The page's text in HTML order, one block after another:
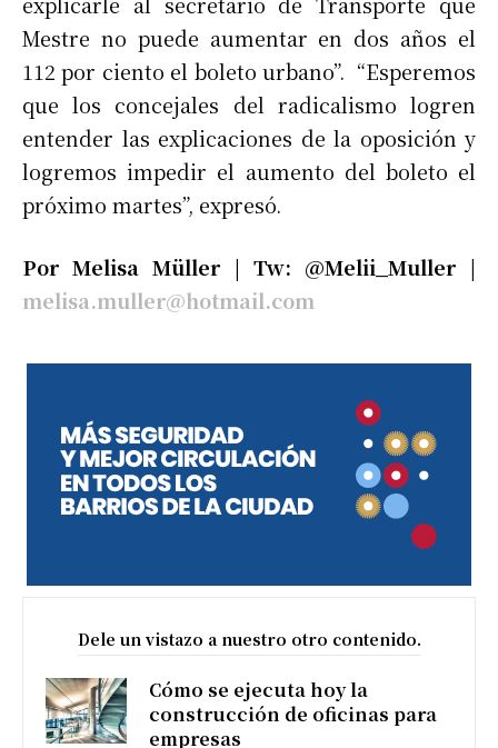
Mestre no puede aumentar en dos años el
112 por ciento el boleto urbano”. “Esperemos
que los concejales del radicalismo logren
entender las explicaciones de la oposición y
logremos impedir el aumento del boleto el
próximo martes”, expresó.
Por Melisa Müller | Tw: @Melii_Muller |
melisa.muller@hotmail.com
Dele un vistazo a nuestro otro contenido.
Cómo se ejecuta hoy la
construcción de oficinas para
empresas